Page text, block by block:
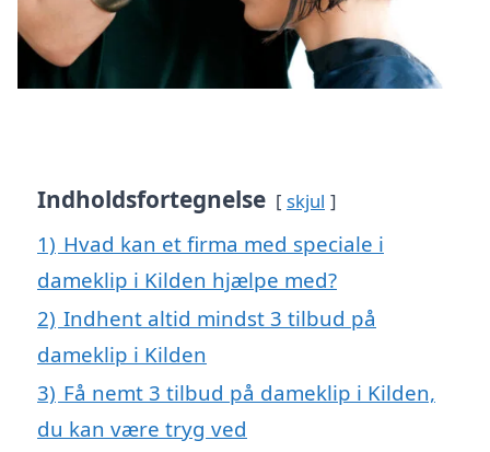
Indholdsfortegnelse skjul
1) Hvad kan et firma med speciale i
dameklip i Kilden hjælpe med?
2) Indhent altid mindst 3 tilbud på
dameklip i Kilden
3) Få nemt 3 tilbud på dameklip i Kilden,
du kan være tryg ved